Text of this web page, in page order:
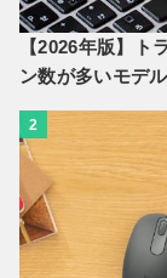
【2026年版】ト
ン数が多いモデ
2